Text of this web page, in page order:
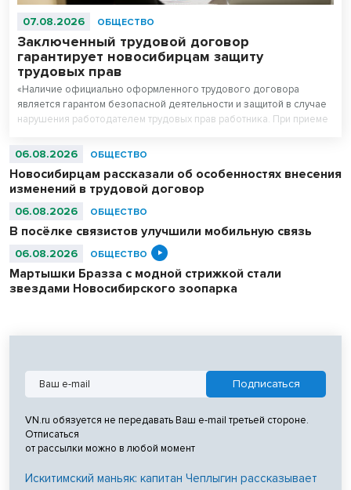
07.08.2026 ОБЩЕСТВО
Заключенный трудовой договор
гарантирует новосибирцам защиту
трудовых прав
«Наличие официально оформленного трудового договора
является гарантом безопасной деятельности и защитой в случае
нарушения работодателем трудовых прав работника. При приеме
договор», - рассказал руководитель Государственной инспекции
06.08.2026 ОБЩЕСТВО
Новосибирцам рассказали об особенностях внесения
изменений в трудовой договор
06.08.2026 ОБЩЕСТВО
В посёлке связистов улучшили мобильную связь
06.08.2026 ОБЩЕСТВО
Мартышки Бразза с модной стрижкой стали
звездами Новосибирского зоопарка
VN.ru обязуется не передавать Ваш e-mail третьей стороне.
Отписаться
от рассылки можно в любой момент
Искитимский маньяк: капитан Чеплыгин рассказывает